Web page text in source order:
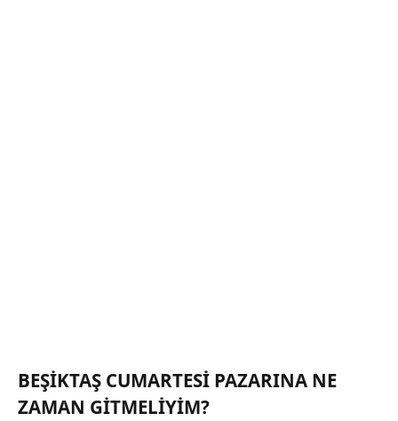
BEŞIKTAŞ CUMARTESI PAZARINA NE
ZAMAN GITMELIYIM?